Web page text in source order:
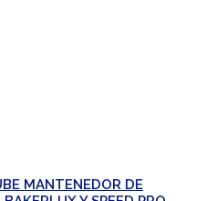
MANTENEDOR DE